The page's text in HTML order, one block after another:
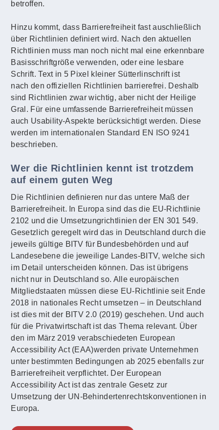
betroffen.
Hinzu kommt, dass Barrierefreiheit fast auschließlich
über Richtlinien definiert wird. Nach den aktuellen
Richtlinien muss man noch nicht mal eine erkennbare
Basisschriftgröße verwenden, oder eine lesbare
Schrift. Text in 5 Pixel kleiner Sütterlinschrift ist
nach den offiziellen Richtlinien barrierefrei. Deshalb
sind Richtlinien zwar wichtig, aber nicht der Heilige
Gral. Für eine umfassende Barrierefreiheit müssen
auch Usability-Aspekte berücksichtigt werden. Diese
werden im internationalen Standard EN ISO 9241
beschrieben.
Wer die Richtlinien kennt ist trotzdem
auf einem guten Weg
Die Richtlinien definieren nur das untere Maß der
Barrierefreiheit. In Europa sind das die EU-Richtlinie
2102 und die Umsetzungrichtlinien der EN 301 549.
Gesetzlich geregelt wird das in Deutschland durch die
jeweils gültige BITV für Bundesbehörden und auf
Landesebene die jeweilige Landes-BITV, welche sich
im Detail unterscheiden können. Das ist übrigens
nicht nur in Deutschland so. Alle europäischen
Mitgliedstaaten müssen diese EU-Richtlinie seit Ende
2018 in nationales Recht umsetzen – in Deutschland
ist dies mit der BITV 2.0 (2019) geschehen. Und auch
für die Privatwirtschaft ist das Thema relevant. Über
den im März 2019 verabschiedeten European
Accessibility Act (EAA)werden private Unternehmen
unter bestimmten Bedingungen ab 2025 ebenfalls zur
Barrierefreiheit verpflichtet. Der European
Accessibility Act ist das zentrale Gesetz zur
Umsetzung der UN-Behindertenrechtskonventionen in
Europa.